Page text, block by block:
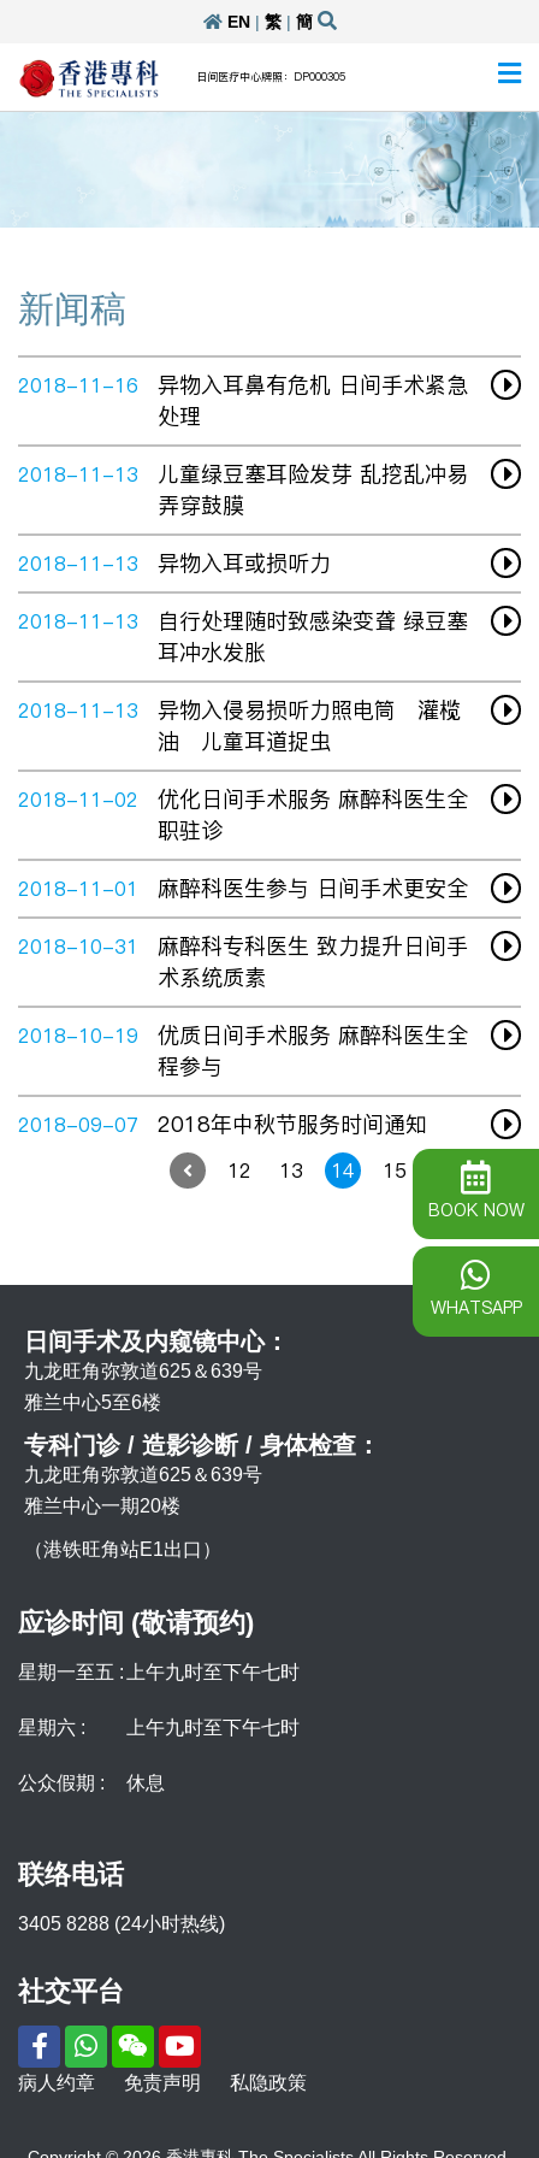
EN| 繁| 簡
日间医疗中心牌照：DP000305
新闻稿
2018-11-16
异物入耳鼻有危机 日间手术紧急
处理
2018-11-13
儿童绿豆塞耳险发芽 乱挖乱冲易
弄穿鼓膜
2018-11-13 异物入耳或损听力
2018-11-13
自行处理随时致感染变聋 绿豆塞
耳冲水发胀
2018-11-13
异物入侵易损听力照电筒 灌榄
油 儿童耳道捉虫
2018-11-02
优化日间手术服务 麻醉科医生全
职驻诊
2018-11-01 麻醉科医生参与 日间手术更安全
2018-10-31
麻醉科专科医生 致力提升日间手
术系统质素
2018-10-19
优质日间手术服务 麻醉科医生全
程参与
2018-09-07 2018年中秋节服务时间通知
12 13 14 15
日间手术及内窥镜中心：
九龙旺角弥敦道625＆639号
雅兰中心5至6楼
专科门诊 / 造影诊断 / 身体检查：
九龙旺角弥敦道625＆639号
雅兰中心一期20楼
（港铁旺角站E1出口）
应诊时间 (敬请预约)
星期一至五 : 上午九时至下午七时
星期六 : 上午九时至下午七时
公众假期 : 休息
联络电话
3405 8288 (24小时热线)
社交平台
病人约章 免责声明 私隐政策
BOOK NOW
WHATSAPP